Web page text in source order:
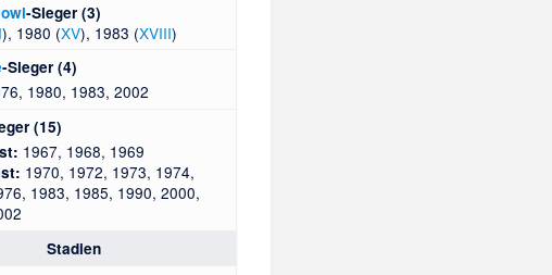
-Sieger (3)
), 1980 (XV), 1983 (XVIII)
-Sieger (4)
1980, 1983, 2002
(15)
1967, 1968, 1969
1970, 1972, 1973, 1974,
1983, 1985, 1990, 2000,
Stadien